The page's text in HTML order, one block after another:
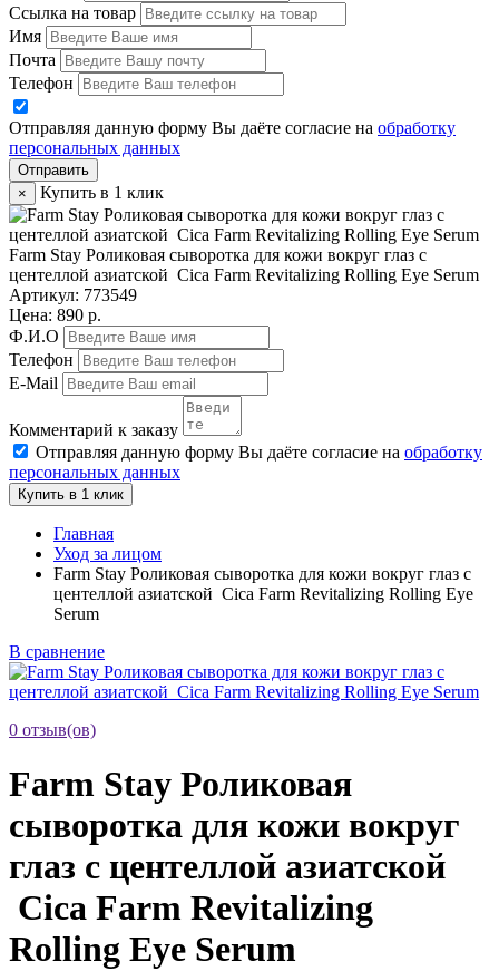
Ссылка на товар
Имя
Почта
Телефон
Отправляя данную форму Вы даёте согласие на обработку
персональных данных
Отправить
×
Купить в 1 клик
Farm Stay Роликовая сыворотка для кожи вокруг глаз с
центеллой азиатской Cica Farm Revitalizing Rolling Eye Serum
Артикул: 773549
Цена: 890 р.
Ф.И.О
Телефон
E-Mail
Комментарий к заказу
Отправляя данную форму Вы даёте согласие на обработку
персональных данных
Купить в 1 клик
Главная
Уход за лицом
Farm Stay Роликовая сыворотка для кожи вокруг глаз с
центеллой азиатской Cica Farm Revitalizing Rolling Eye
Serum
В сравнение
0 отзыв(ов)
Farm Stay Роликовая
сыворотка для кожи вокруг
глаз с центеллой азиатской
Cica Farm Revitalizing
Rolling Eye Serum